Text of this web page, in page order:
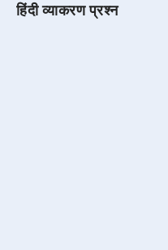
हिंदी व्याकरण प्रश्न